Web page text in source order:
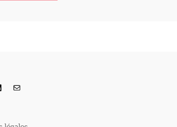
E-mail